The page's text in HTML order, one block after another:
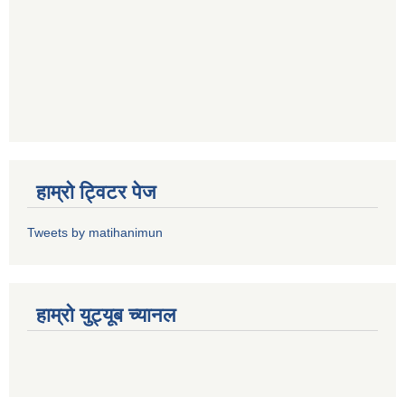
हाम्राे ट्विटर पेज
Tweets by matihanimun
हाम्रो युट्यूब च्यानल